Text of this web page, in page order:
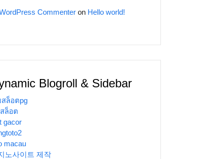
Commenter on Hello world!
Blogroll & Sidebar
สล็อตpg
ล็อต
gacor
macau
노사이트 제작